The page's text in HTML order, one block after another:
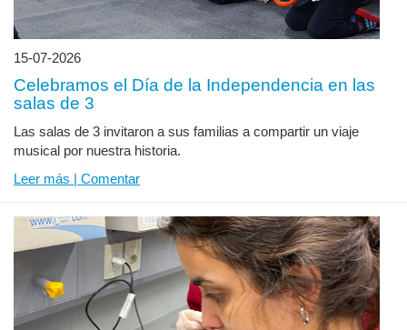
15-07-2026
Celebramos el Día de la Independencia en las
salas de 3
Las salas de 3 invitaron a sus familias a compartir un viaje
musical por nuestra historia.
Leer más | Comentar